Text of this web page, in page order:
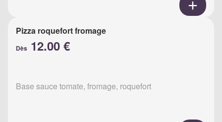
Pizza roquefort fromage
Dès 12.00 €
Base sauce tomate, fromage, roquefort